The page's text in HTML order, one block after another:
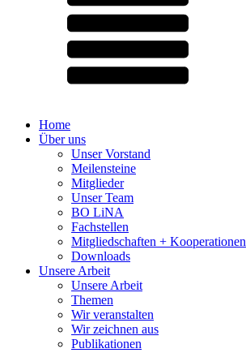
Home
Über uns
Unser Vorstand
Meilensteine
Mitglieder
Unser Team
BO LiNA
Fachstellen
Mitgliedschaften + Kooperationen
Downloads
Unsere Arbeit
Unsere Arbeit
Themen
Wir veranstalten
Wir zeichnen aus
Publikationen